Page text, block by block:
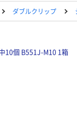
ダブルクリップ
10個 B551J-M10 1箱